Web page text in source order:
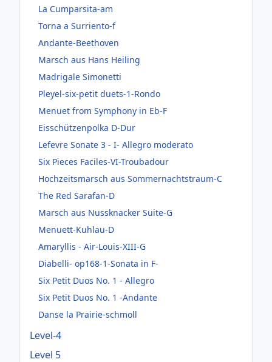
La Cumparsita-am
Torna a Surriento-f
Andante-Beethoven
Marsch aus Hans Heiling
Madrigale Simonetti
Pleyel-six-petit duets-1-Rondo
Menuet from Symphony in Eb-F
Eisschützenpolka D-Dur
Lefevre Sonate 3 - I- Allegro moderato
Six Pieces Faciles-VI-Troubadour
Hochzeitsmarsch aus Sommernachtstraum-C
The Red Sarafan-D
Marsch aus Nussknacker Suite-G
Menuett-Kuhlau-D
Amaryllis - Air-Louis-XIII-G
Diabelli- op168-1-Sonata in F-
Six Petit Duos No. 1 - Allegro
Six Petit Duos No. 1 -Andante
Danse la Prairie-schmoll
Level-4
Level 5